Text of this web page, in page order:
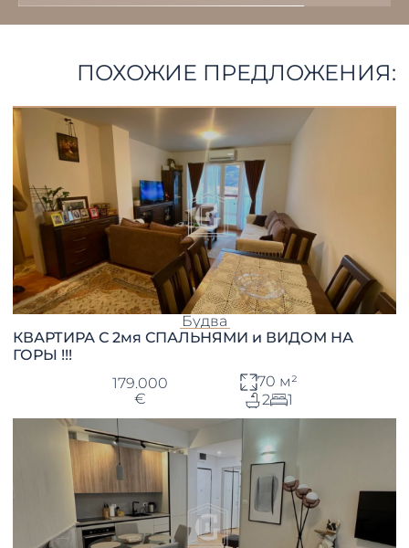
ПОХОЖИЕ ПРЕДЛОЖЕНИЯ:
Будва
КВАРТИРА С 2мя СПАЛЬНЯМИ и ВИДОМ НА
ГОРЫ !!!
179.000
€
70 м²
2
1